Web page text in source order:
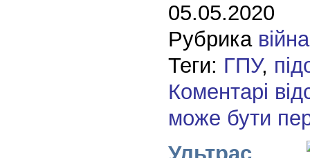
05.05.2020
Рубрика війна
Теги: ГПУ,
Коментарі
може бути